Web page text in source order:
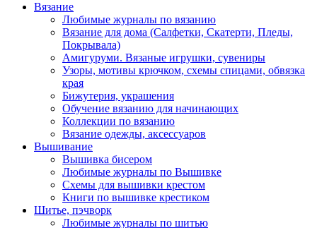
Вязание
Любимые журналы по вязанию
Вязание для дома (Салфетки, Скатерти, Пледы,
Покрывала)
Амигуруми. Вязаные игрушки, сувениры
Узоры, мотивы крючком, схемы спицами, обвязка
края
Бижутерия, украшения
Обучение вязанию для начинающих
Коллекции по вязанию
Вязание одежды, аксессуаров
Вышивание
Вышивка бисером
Любимые журналы по Вышивке
Схемы для вышивки крестом
Книги по вышивке крестиком
Шитье, пэчворк
Любимые журналы по шитью